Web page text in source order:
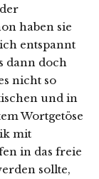
haben sie
entspannt
dann doch
nicht so
und in
Wortgetöse
mit
in das freie
sollte,